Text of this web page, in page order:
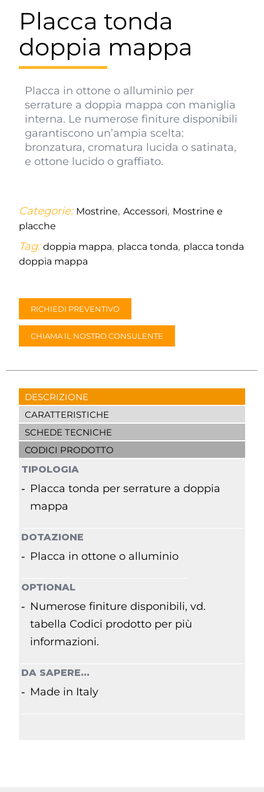
Placca tonda
doppia mappa
Placca in ottone o alluminio per
serrature a doppia mappa con maniglia
interna. Le numerose finiture disponibili
garantiscono un’ampia scelta:
bronzatura, cromatura lucida o satinata,
e ottone lucido o graffiato.
Categorie: Mostrine, Accessori, Mostrine e
placche
Tag:doppia mappa, placca tonda, placca tonda
doppia mappa
RICHIEDI PREVENTIVO
CHIAMA IL NOSTRO CONSULENTE
DESCRIZIONE
CARATTERISTICHE
SCHEDE TECNICHE
CODICI PRODOTTO
TIPOLOGIA
Placca tonda per serrature a doppia
mappa
DOTAZIONE
Placca in ottone o alluminio
OPTIONAL
Numerose finiture disponibili, vd.
tabella Codici prodotto per più
informazioni.
DA SAPERE...
Made in Italy